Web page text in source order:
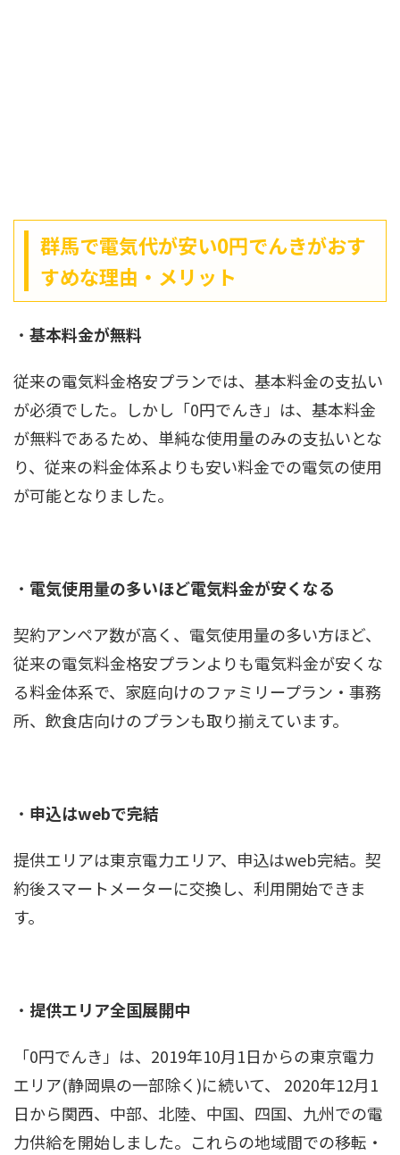
群馬で電気代が安い0円でんきがおす
すめな理由・メリット
・ 基本料金が無料
従来の電気料金格安プランでは、基本料金の支払い
が必須でした。しかし「0円でんき」は、基本料金
が無料であるため、単純な使用量のみの支払いとな
り、従来の料金体系よりも安い料金での電気の使用
が可能となりました。
・ 電気使用量の多いほど電気料金が安くなる
契約アンペア数が高く、電気使用量の多い方ほど、
従来の電気料金格安プランよりも電気料金が安くな
る料金体系で、家庭向けのファミリープラン・事務
所、飲食店向けのプランも取り揃えています。
・ 申込はwebで完結
提供エリアは東京電力エリア、申込はweb完結。契
約後スマートメーターに交換し、利用開始できま
す。
・ 提供エリア全国展開中
「0円でんき」は、2019年10月1日からの東京電力
エリア(静岡県の一部除く)に続いて、 2020年12月1
日から関西、中部、北陸、中国、四国、九州での電
力供給を開始しました。これらの地域間での移転・